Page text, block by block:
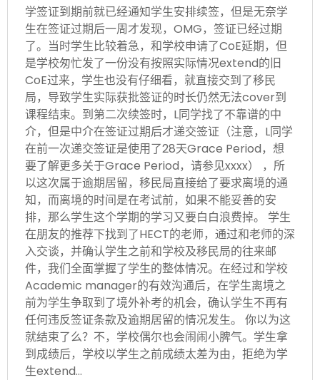
学签证到期前就已经通知学生安排续签，但是无奈学
生在签证过期后一周才发现，OMG，签证已经过期
了。当时学生比较着急，和学校申请了CoE延期，但
是学校匆忙发了一份没有按照实际情况extend的旧
CoE过来，学生也没有仔细看，就直接交到了移民
局，导致学生实际获批签证的时长仍然无法cover到
课程结束。到第二次续签时，L同学找了不靠谱的中
介，但是中介在签证过期后才递交签证（注意，L同学
在前一次递交签证是使用了28天Grace Period，想
要了解更多关于Grace Period，请参见xxxx） ，所
以这次属于逾期居留，移民局直接给了要求离境的通
知，而离境的时间是在考试前，如果不能妥善的安
排，那么学生这个学期的学习又要白白浪费掉。 学生
在朋友的推荐下找到了HECT的老师，通过和老师的深
入交谈，并确认学生之前和学校及移民局的往来邮
件，我们全面掌握了学生的整体情况。在经过和学校
Academic manager的有效沟通后，在学生离境之
前为学生争取到了境外补考的机会，确认学生不再有
任何违反签证条款及逾期居留的情况发生。 你以为这
就结束了么？不，学校偶尔也会闹闹小脾气。学生拿
到成绩后，学校以学生之前成绩太差为由，拒绝为学
生extend…